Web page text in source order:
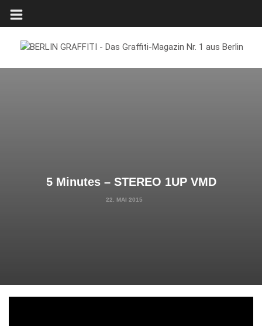
5 Minutes – STEREO 1UP VMD
22. MAI 2015